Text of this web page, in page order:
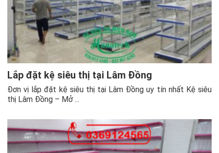
Lắp đặt kệ siêu thị tại Lâm Đồng
Đơn vị lắp đặt kệ siêu thị tại Lâm Đồng uy tín nhất Kệ siêu
thị Lâm Đồng – Mở ...